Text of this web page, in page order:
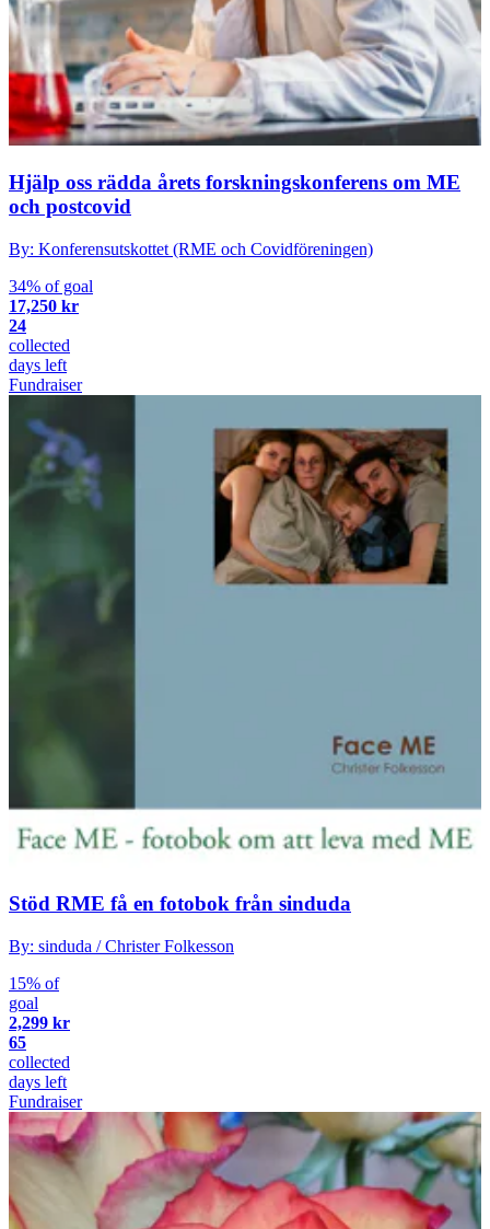
Hjälp oss rädda årets forskningskonferens om ME
och postcovid
By: Konferensutskottet (RME och Covidföreningen)
34% of goal
17,250 kr
24
collected
days left
Fundraiser
Stöd RME få en fotobok från sinduda
By: sinduda / Christer Folkesson
15% of
goal
2,299 kr
65
collected
days left
Fundraiser